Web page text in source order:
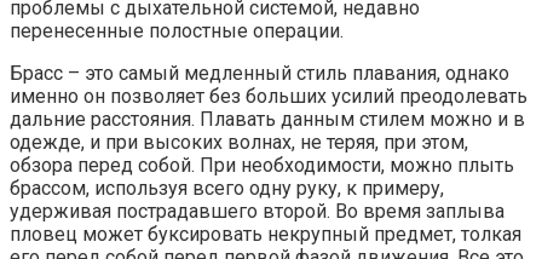
проблемы с дыхательной системой, недавно
перенесенные полостные операции.
Брасс – это самый медленный стиль плавания, однако
именно он позволяет без больших усилий преодолевать
дальние расстояния. Плавать данным стилем можно и в
одежде, и при высоких волнах, не теряя, при этом,
обзора перед собой. При необходимости, можно плыть
брассом, используя всего одну руку, к примеру,
удерживая пострадавшего второй. Во время заплыва
пловец может буксировать некрупный предмет, толкая